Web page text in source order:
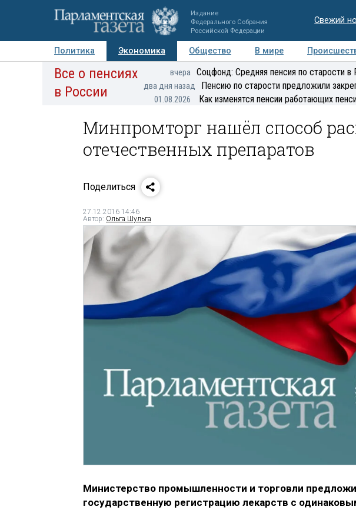
Издание
Федерального Собрания
Российской Федерации
Свежий
Политика Экономика Общество В мире
Авторы Персоны Мнения Регионы Медиацентр
Все о пенсиях
в России
вчера Соцфонд: Средняя пенсия по старости
два дня назад Пенсию по старости предложили
01.08.2026 Как изменятся пенсии работающих
Минпромторг нашёл способ
отечественных препаратов
Поделиться
27.12.2016 14:46
Автор: Ольга Шульга
Министерство промышленности и торговли
государственную регистрацию лекарств с